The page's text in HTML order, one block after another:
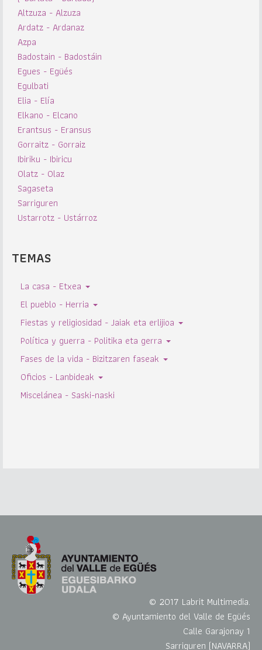
Altzuza - Alzuza
Ardatz - Ardanaz
Azpa
Badostain - Badostáin
Egues - Egüés
Egulbati
Elia - Elía
Elkano - Elcano
Erantsus - Eransus
Gorraitz - Gorraiz
Ibiriku - Ibiricu
Olatz - Olaz
Sagaseta
Sarriguren
Ustarrotz - Ustárroz
TEMAS
La casa - Etxea
El pueblo - Herria
Fiestas y religiosidad - Jaiak eta erlijioa
Política y guerra - Politika eta gerra
Fases de la vida - Bizitzaren faseak
Oficios - Lanbideak
Miscelánea - Saski-naski
© 2017 Labrit Multimedia.
© Ayuntamiento del Valle de Egüés
Calle Garajonay 1
Sarriguren (NAVARRA)